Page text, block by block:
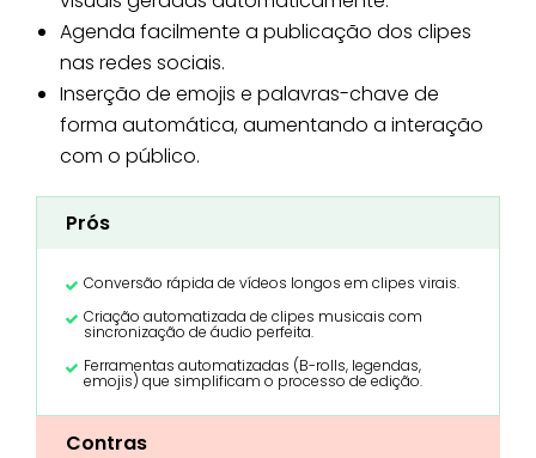
Agenda facilmente a publicação dos clipes
nas redes sociais.
Inserção de emojis e palavras-chave de
forma automática, aumentando a interação
com o público.
Prós
Conversão rápida de vídeos longos em clipes virais.
Criação automatizada de clipes musicais com
sincronização de áudio perfeita.
Ferramentas automatizadas (B-rolls, legendas,
emojis) que simplificam o processo de edição.
Contras